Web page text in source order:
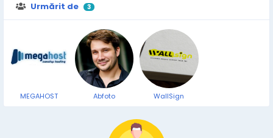
Urmărit de 3
MEGAHOST Abfoto WallSign